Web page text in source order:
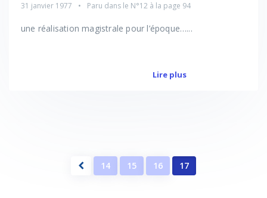
31 janvier 1977 Paru dans le N°12 à la page 94
une réalisation magistrale pour l’époque…...
Lire plus
14 15 16 17